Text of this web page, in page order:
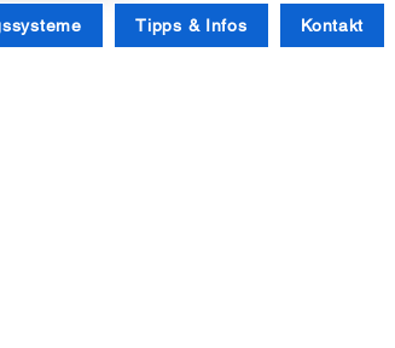
Tipps & Infos Kontakt